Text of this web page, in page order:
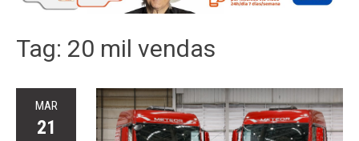
Tag: 20 mil vendas
MAR
21